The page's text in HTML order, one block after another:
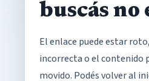
buscás no
El enlace puede estar
incorrecta o el contenido
movido. Podés volver al